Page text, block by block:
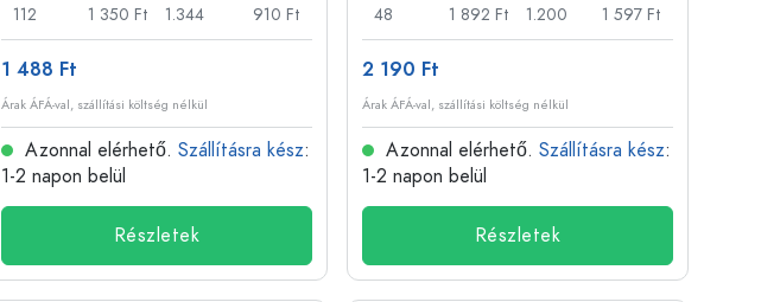
112
1 350 Ft
1.344
910 Ft
1 488 Ft
Árak ÁFÁ-val, szállítási költség nélkül
Azonnal elérhető. Szállításra kész:
1-2 napon belül
Részletek
48
1 892 Ft
1.200
1 597 Ft
2 190 Ft
Árak ÁFÁ-val, szállítási költség nélkül
Azonnal elérhető. Szállításra kész:
1-2 napon belül
Részletek